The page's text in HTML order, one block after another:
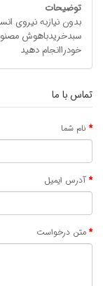
توضیحات
بدون نیازبه نیروی
خودراانجام دهید
تماس با ما
نام شما
آدرس ایمیل
متن درخواست